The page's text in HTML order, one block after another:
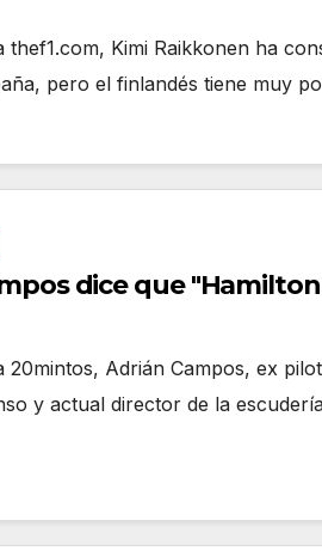
thef1.com, Kimi Raikkonen ha
pero el finlandés tiene muy
dice que
20mintos, Adrián Campos, ex
y actual director de la